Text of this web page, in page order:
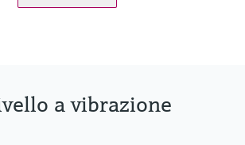
prodotto
a vibrazione